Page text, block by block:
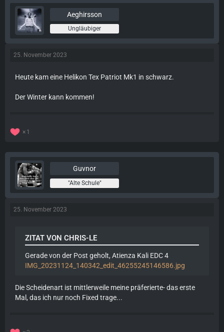
Aeghirsson
Ungläubiger
25. November 2023
Heute kam eine Helikon Tex Patriot Mk1 in schwarz.
Der Winter kann kommen!
1
Guvnor
"Alte Schule"
25. November 2023
ZITAT VON CHRIS-LE
Gerade von der Post geholt, Atienza Kali EDC 4
IMG_20231124_140342_edit_46255245146586.jpg
Die Scheidenart ist mittlerweile meine präferierte- das erste
Mal, das ich nur noch Fixed trage...